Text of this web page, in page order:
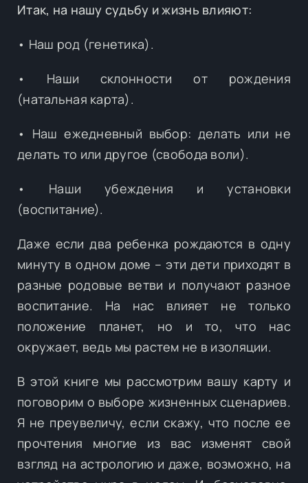
Итак, на нашу судьбу и жизнь влияют:
• Наш род (генетика).
• Наши склонности от рождения
(натальная карта).
• Наш ежедневный выбор: делать или не
делать то или другое (свобода воли).
• Наши убеждения и установки
(воспитание).
Даже если два ребенка рождаются в одну
минуту в одном доме – эти дети приходят в
разные родовые ветви и получают разное
воспитание. На нас влияет не только
положение планет, но и то, что нас
окружает, ведь мы растем не в изоляции.
В этой книге мы рассмотрим вашу карту и
поговорим о выборе жизненных сценариев.
Я не преувеличу, если скажу, что после ее
прочтения многие из вас изменят свой
взгляд на астрологию и даже, возможно, на